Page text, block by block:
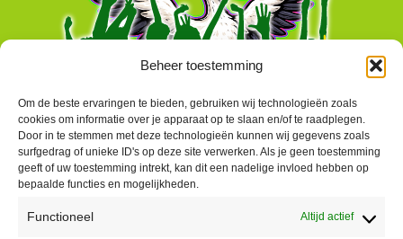
Beheer toestemming
Om de beste ervaringen te bieden, gebruiken wij technologieën zoals
cookies om informatie over je apparaat op te slaan en/of te raadplegen.
Door in te stemmen met deze technologieën kunnen wij gegevens zoals
surfgedrag of unieke ID's op deze site verwerken. Als je geen toestemming
geeft of uw toestemming intrekt, kan dit een nadelige invloed hebben op
bepaalde functies en mogelijkheden.
Functioneel Altijd actief